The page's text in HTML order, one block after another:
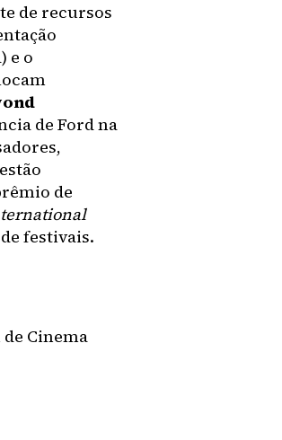
de recursos
e o
de Ford na
de
festivais.
Cinema